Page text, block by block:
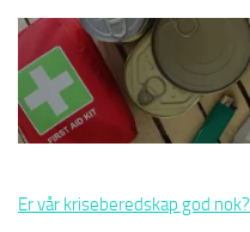
Er vår kriseberedskap god nok?